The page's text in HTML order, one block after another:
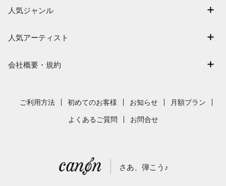
退会はこちら
難易度別に探す
まもなく配信
人気ジャンル
保育
発表会
人気アーティスト
新沢としひこ
会社概要・規約
採用情報
ご利用方法 初めてのお客様 お知らせ 月額プラン
よくあるご質問 お問合せ
さあ、弾こう♪